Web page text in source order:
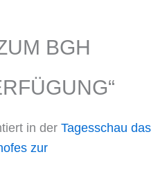
BGH
in der Tagesschau das
zur